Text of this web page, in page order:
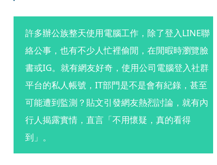
許多辦公族整天使用電腦工作，除了登入LINE聯
絡公事，也有不少人忙裡偷閒，在閒暇時瀏覽臉
書或IG。就有網友好奇，使用公司電腦登入社群
平台的私人帳號，IT部門是不是會有紀錄，甚至
可能遭到監測？貼文引發網友熱烈討論，就有內
行人揭露實情，直言「不用懷疑，真的看得
到」。